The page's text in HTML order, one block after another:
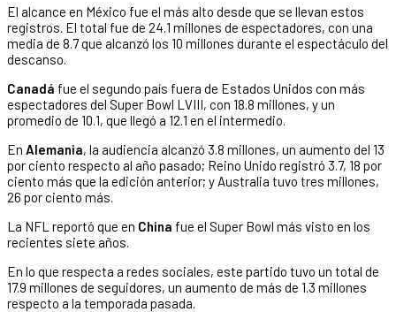
El alcance en México fue el más alto desde que se llevan estos
registros. El total fue de 24.1 millones de espectadores, con una
media de 8.7 que alcanzó los 10 millones durante el espectáculo del
descanso.
Canadá fue el segundo país fuera de Estados Unidos con más
espectadores del Super Bowl LVIII, con 18.8 millones, y un
promedio de 10.1, que llegó a 12.1 en el intermedio.
En Alemania, la audiencia alcanzó 3.8 millones, un aumento del 13
por ciento respecto al año pasado; Reino Unido registró 3.7, 18 por
ciento más que la edición anterior; y Australia tuvo tres millones,
26 por ciento más.
La NFL reportó que en China fue el Super Bowl más visto en los
recientes siete años.
En lo que respecta a redes sociales, este partido tuvo un total de
17.9 millones de seguidores, un aumento de más de 1.3 millones
respecto a la temporada pasada.